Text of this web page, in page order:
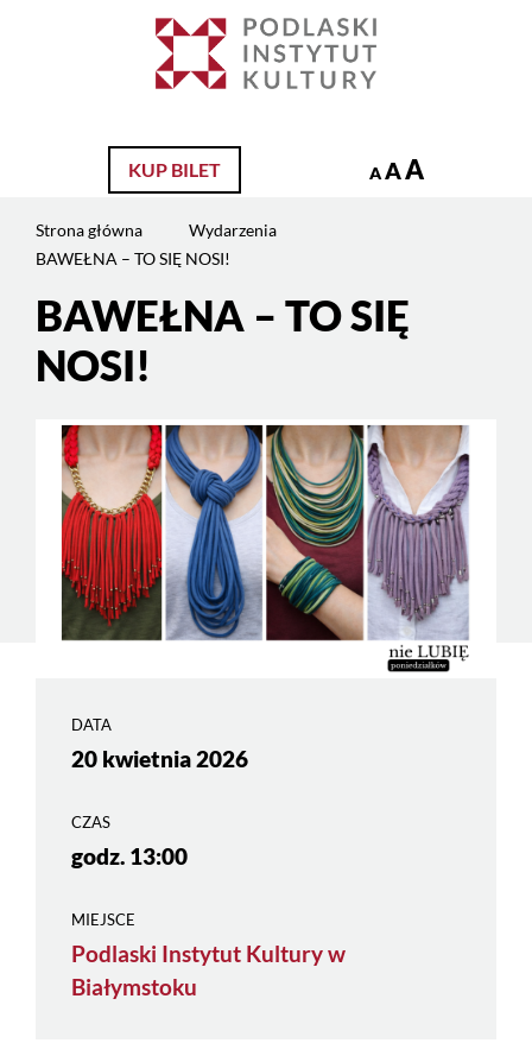
KUP BILET A AA
Strona główna
Wydarzenia
BAWEŁNA – TO SIĘ NOSI!
BAWEŁNA – TO SIĘ
NOSI!
DATA
20 kwietnia 2026
CZAS
godz. 13:00
MIEJSCE
Podlaski Instytut Kultury w
Białymstoku